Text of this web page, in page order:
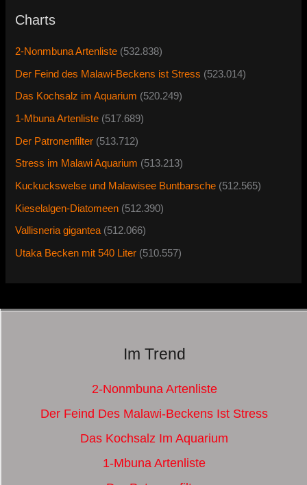
Charts
2-Nonmbuna Artenliste (532.838)
Der Feind des Malawi-Beckens ist Stress (523.014)
Das Kochsalz im Aquarium (520.249)
1-Mbuna Artenliste (517.689)
Der Patronenfilter (513.712)
Stress im Malawi Aquarium (513.213)
Kuckuckswelse und Malawisee Buntbarsche (512.565)
Kieselalgen-Diatomeen (512.390)
Vallisneria gigantea (512.066)
Utaka Becken mit 540 Liter (510.557)
Im Trend
2-Nonmbuna Artenliste
Der Feind Des Malawi-Beckens Ist Stress
Das Kochsalz Im Aquarium
1-Mbuna Artenliste